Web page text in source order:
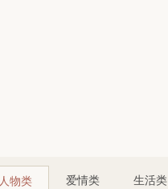
人物类 爱情类 生活类